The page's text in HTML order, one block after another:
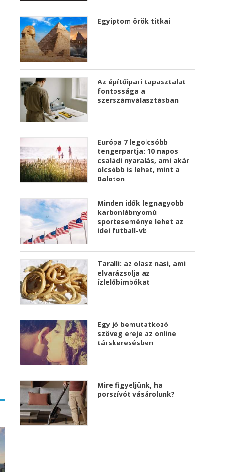
Egyiptom örök titkai
Az építőipari tapasztalat
fontossága a
szerszámválasztásban
Európa 7 legolcsóbb
tengerpartja: 10 napos
családi nyaralás, ami akár
olcsóbb is lehet, mint a
Balaton
Minden idők legnagyobb
karbonlábnyomú
sporteseménye lehet az
idei futball-vb
Taralli: az olasz nasi, ami
elvarázsolja az
ízlelőbimbókat
Egy jó bemutatkozó
szöveg ereje az online
társkeresésben
Mire figyeljünk, ha
porszívót vásárolunk?